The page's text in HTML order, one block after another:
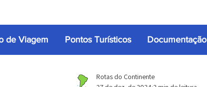
de Viagem Pontos Turísticos Documentação
Rotas do Continente